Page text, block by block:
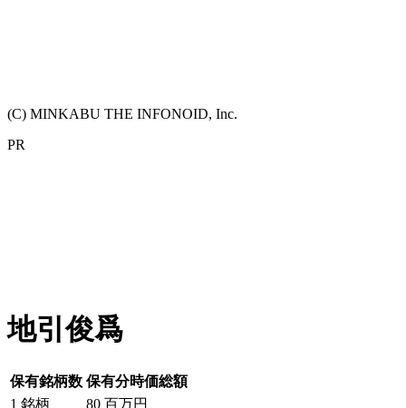
(C) MINKABU THE INFONOID, Inc.
PR
地引俊爲
保有銘柄数 保有分時価総額
1 銘柄 80 百万円